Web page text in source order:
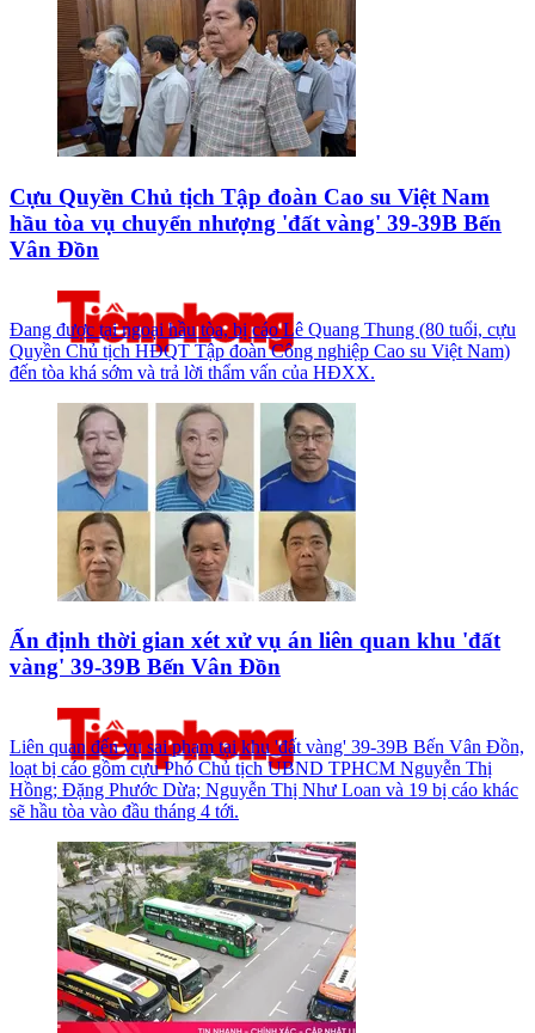
Cựu Quyền Chủ tịch Tập đoàn Cao su Việt Nam
hầu tòa vụ chuyển nhượng 'đất vàng' 39-39B Bến
Vân Đồn
Đang được tại ngoại hầu tòa, bị cáo Lê Quang Thung (80 tuổi, cựu
Quyền Chủ tịch HĐQT Tập đoàn Công nghiệp Cao su Việt Nam)
đến tòa khá sớm và trả lời thẩm vấn của HĐXX.
Ấn định thời gian xét xử vụ án liên quan khu 'đất
vàng' 39-39B Bến Vân Đồn
Liên quan đến vụ sai phạm tại khu 'đất vàng' 39-39B Bến Vân Đồn,
loạt bị cáo gồm cựu Phó Chủ tịch UBND TPHCM Nguyễn Thị
Hồng; Đặng Phước Dừa; Nguyễn Thị Như Loan và 19 bị cáo khác
sẽ hầu tòa vào đầu tháng 4 tới.